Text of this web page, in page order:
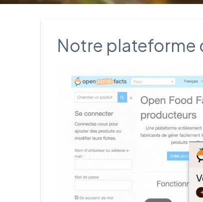
Notre plateforme